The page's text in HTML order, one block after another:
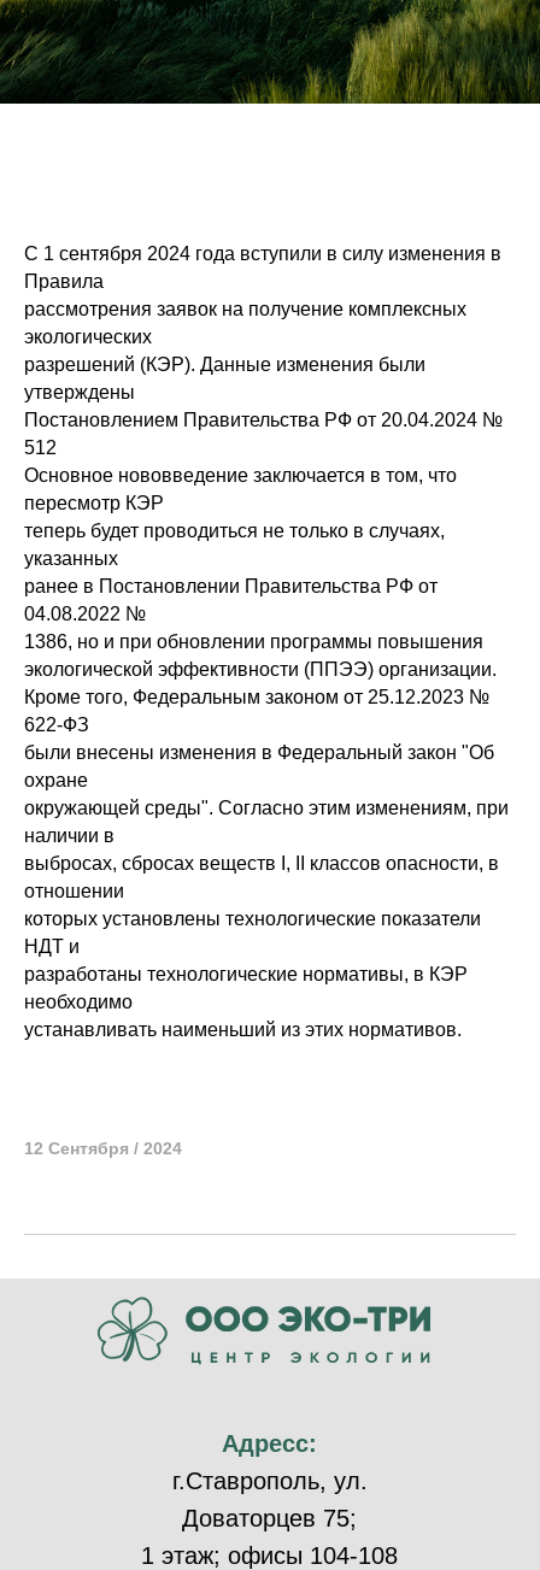
С 1 сентября 2024 года вступили в силу изменения в
Правила
рассмотрения заявок на получение комплексных
экологических
разрешений (КЭР). Данные изменения были
утверждены
Постановлением Правительства РФ от 20.04.2024 №
512
Основное нововведение заключается в том, что
пересмотр КЭР
теперь будет проводиться не только в случаях,
указанных
ранее в Постановлении Правительства РФ от
04.08.2022 №
1386, но и при обновлении программы повышения
экологической эффективности (ППЭЭ) организации.
Кроме того, Федеральным законом от 25.12.2023 №
622-ФЗ
были внесены изменения в Федеральный закон "Об
охране
окружающей среды". Согласно этим изменениям, при
наличии в
выбросах, сбросах веществ I, II классов опасности, в
отношении
которых установлены технологические показатели
НДТ и
разработаны технологические нормативы, в КЭР
необходимо
устанавливать наименьший из этих нормативов.
12 Сентября / 2024
Адресс:
г.Ставрополь, ул.
Доваторцев 75;
1 этаж; офисы 104-108